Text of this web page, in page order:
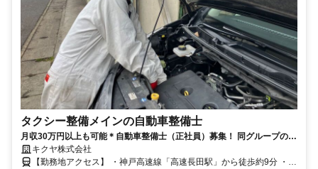
タクシー整備メインの自動車整備士
月収30万円以上も可能＊自動車整備士（正社員）募集！ 同グループのタ
クシー整備がメイン＊未経験・ブランクありOK＊
キクヤ株式会社
【勤務地アクセス】 ・神戸高速線「高速長田駅」から徒歩約9分 ・神